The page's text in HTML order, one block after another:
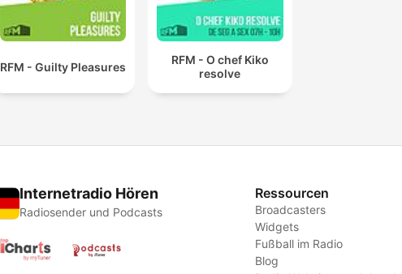
RFM - Guilty Pleasures
RFM - O chef Kiko
resolve
Internetradio Hören
Radiosender und Podcasts
Ressourcen
Broadcasters
Widgets
Fußball im Radio
Blog